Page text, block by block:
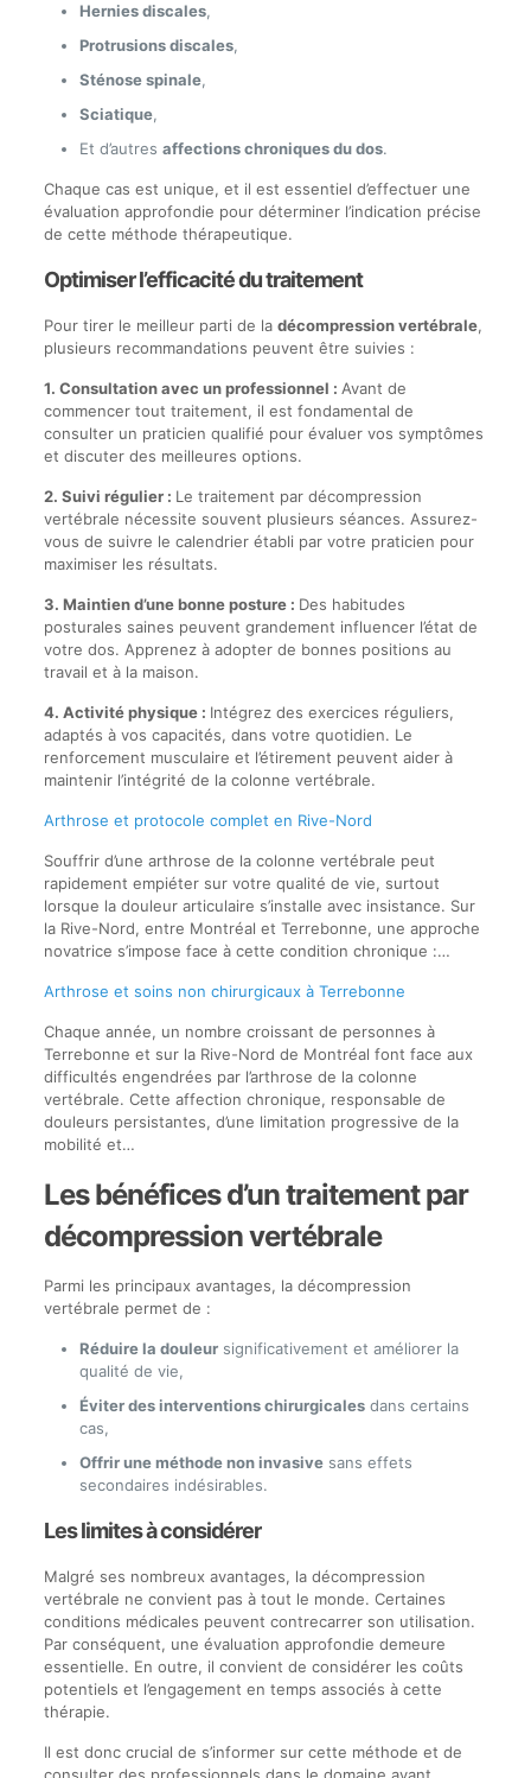
Hernies discales,
Protrusions discales,
Sténose spinale,
Sciatique,
Et d’autres affections chroniques du dos.
Chaque cas est unique, et il est essentiel d’effectuer une
évaluation approfondie pour déterminer l’indication précise
de cette méthode thérapeutique.
Optimiser l’efficacité du traitement
Pour tirer le meilleur parti de la décompression vertébrale,
plusieurs recommandations peuvent être suivies :
1. Consultation avec un professionnel : Avant de
commencer tout traitement, il est fondamental de
consulter un praticien qualifié pour évaluer vos symptômes
et discuter des meilleures options.
2. Suivi régulier : Le traitement par décompression
vertébrale nécessite souvent plusieurs séances. Assurez-
vous de suivre le calendrier établi par votre praticien pour
maximiser les résultats.
3. Maintien d’une bonne posture : Des habitudes
posturales saines peuvent grandement influencer l’état de
votre dos. Apprenez à adopter de bonnes positions au
travail et à la maison.
4. Activité physique : Intégrez des exercices réguliers,
adaptés à vos capacités, dans votre quotidien. Le
renforcement musculaire et l’étirement peuvent aider à
maintenir l’intégrité de la colonne vertébrale.
Arthrose et protocole complet en Rive-Nord
Souffrir d’une arthrose de la colonne vertébrale peut
rapidement empiéter sur votre qualité de vie, surtout
lorsque la douleur articulaire s’installe avec insistance. Sur
la Rive-Nord, entre Montréal et Terrebonne, une approche
novatrice s’impose face à cette condition chronique :…
Arthrose et soins non chirurgicaux à Terrebonne
Chaque année, un nombre croissant de personnes à
Terrebonne et sur la Rive-Nord de Montréal font face aux
difficultés engendrées par l’arthrose de la colonne
vertébrale. Cette affection chronique, responsable de
douleurs persistantes, d’une limitation progressive de la
mobilité et…
Les bénéfices d’un traitement par
décompression vertébrale
Parmi les principaux avantages, la décompression
vertébrale permet de :
Réduire la douleursignificativement et améliorer la
qualité de vie,
Éviter des interventions chirurgicalesdans certains
cas,
Offrir une méthode non invasivesans effets
secondaires indésirables.
Les limites à considérer
Malgré ses nombreux avantages, la décompression
vertébrale ne convient pas à tout le monde. Certaines
conditions médicales peuvent contrecarrer son utilisation.
Par conséquent, une évaluation approfondie demeure
essentielle. En outre, il convient de considérer les coûts
potentiels et l’engagement en temps associés à cette
thérapie.
Il est donc crucial de s’informer sur cette méthode et de